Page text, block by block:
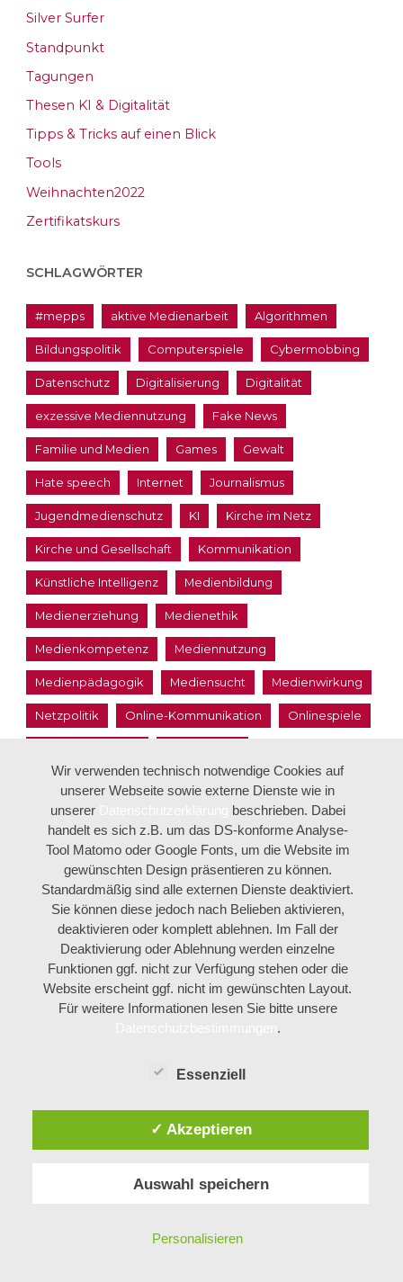
Silver Surfer
Standpunkt
Tagungen
Thesen KI & Digitalität
Tipps & Tricks auf einen Blick
Tools
Weihnachten2022
Zertifikatskurs
SCHLAGWÖRTER
#mepps aktive Medienarbeit Algorithmen
Bildungspolitik Computerspiele Cybermobbing
Datenschutz Digitalisierung Digitalität
exzessive Mediennutzung Fake News
Familie und Medien Games Gewalt
Hate speech Internet Journalismus
Jugendmedienschutz KI Kirche im Netz
Kirche und Gesellschaft Kommunikation
Künstliche Intelligenz Medienbildung
Medienerziehung Medienethik
Medienkompetenz Mediennutzung
Medienpädagogik Mediensucht Medienwirkung
Netzpolitik Online-Kommunikation Onlinespiele
Selbstdarstellung in Social Media Silver Surfer
Smartphone Social Media Theologie Tools
Wertebildung Öffentlichkeitsarbeit
ÜBER UNS
und Rechnen zu können – das reicht heute nicht
mehr aus. Neben diesen Fähigkeiten steht
gleichberechtigt auch Medienkompetenz,
verstanden als die Fähigkeit, die unterschiedlichen
Medien subjektiv sinnvoll, verantwortlich und
Die Clearingstelle Medienkompetenz
Wir verwenden technisch notwendige Cookies auf
unserer Webseite sowie externe Dienste wie in
unserer
beschrieben. Dabei
handelt es sich z.B. um das DS-konforme Analyse-
Tool Matomo oder Google Fonts, um die Website im
gewünschten Design präsentieren zu können.
Standardmäßig sind alle externen Dienste deaktiviert.
Sie können diese jedoch nach Belieben aktivieren,
deaktivieren oder komplett ablehnen. Im Fall der
Deaktivierung oder Ablehnung werden einzelne
Funktionen ggf. nicht zur Verfügung stehen oder die
Website erscheint ggf. nicht im gewünschten Layout.
Für weitere Informationen lesen Sie bitte unsere
.
Essenziell
✓ Akzeptieren
Auswahl speichern
Personalisieren